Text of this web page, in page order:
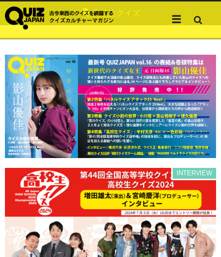
高校生クイズ
INTERVIEW